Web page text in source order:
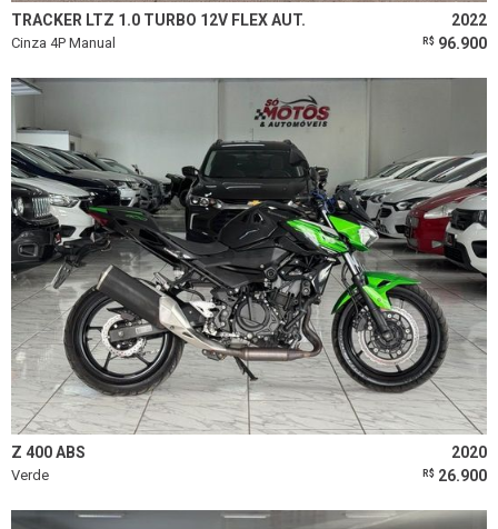
TRACKER LTZ 1.0 TURBO 12V FLEX AUT. 2022
Cinza 4P Manual R$ 96.900
Z 400 ABS 2020
Verde R$ 26.900